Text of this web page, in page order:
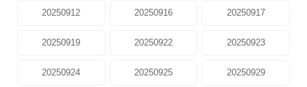
20250912 20250916 20250917
20250919 20250922 20250923
20250924 20250925 20250929